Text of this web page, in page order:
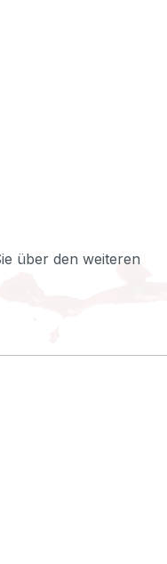
über den weiteren